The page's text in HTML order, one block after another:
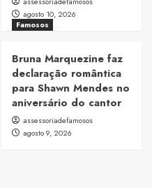
agosto 10, 2026
Famosos
Bruna Marquezine faz
declaração romântica
para Shawn Mendes no
aniversário do cantor
assessoriadefamosos
agosto 9, 2026